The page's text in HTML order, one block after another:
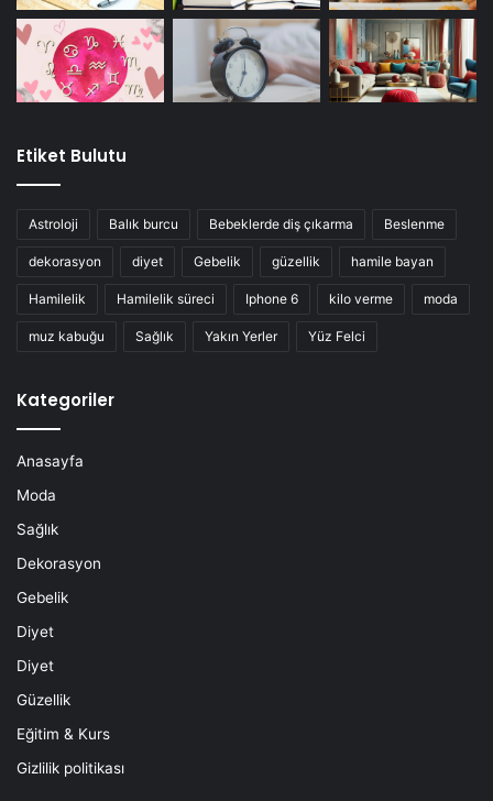
Etiket Bulutu
Astroloji Balık burcu Bebeklerde diş çıkarma Beslenme
dekorasyon diyet Gebelik güzellik hamile bayan
Hamilelik Hamilelik süreci Iphone 6 kilo verme moda
muz kabuğu Sağlık Yakın Yerler Yüz Felci
Kategoriler
Anasayfa
Moda
Sağlık
Dekorasyon
Gebelik
Diyet
Diyet
Güzellik
Eğitim & Kurs
Gizlilik politikası